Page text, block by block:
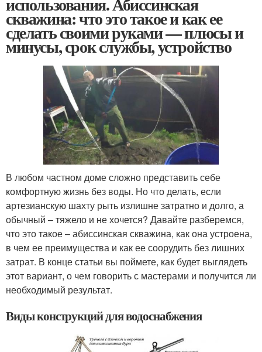
скважина: что это такое и как ее
сделать своими руками — плюсы и
минусы, срок службы, устройство
В любом частном доме сложно представить себе
комфортную жизнь без воды. Но что делать, если
артезианскую шахту рыть излишне затратно и долго, а
обычный – тяжело и не хочется? Давайте разберемся,
что это такое – абиссинская скважина, как она устроена,
в чем ее преимущества и как ее соорудить без лишних
затрат. В конце статьи вы поймете, как будет выглядеть
этот вариант, о чем говорить с мастерами и получится ли
необходимый результат.
Виды конструкций для водоснабжения